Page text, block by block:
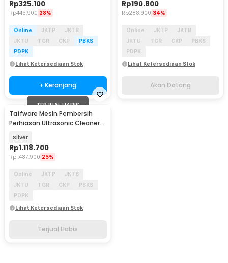
Rp325.100
Rp445.900 28%
Online JKTP
JKTB
JKTU
TGR CKP
PBKS
PDPK
Lihat Ketersediaan Stok
+ Keranjang
Rp190.800
Rp288.900 34%
Online JKTP
JKTB
JKTU
TGR CKP
PBKS
PDPK
Lihat Ketersediaan Stok
Akan Datang
TERJUAL HABIS
Taffware Mesin Pembersih
Perhiasan Ultrasonic Cleaner
Silver
Rp1.118.700
Rp1.487.900 25%
Online JKTP
JKTB
JKTU
TGR CKP
PBKS
PDPK
Lihat Ketersediaan Stok
Terjual Habis